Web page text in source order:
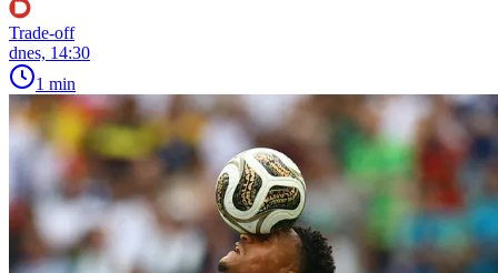
Trade-off
dnes, 14:30
1 min